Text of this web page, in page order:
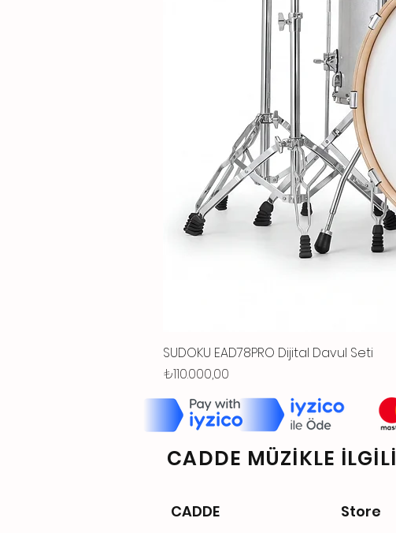
SUDOKU EAD78PRO Dijital Davul Seti
Fiyat
₺110.000,00
CADDE MÜZİKLE İLGİLİ
CADDE Store